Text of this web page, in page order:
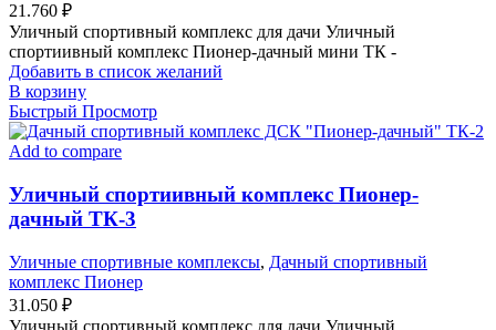
21.760 ₽
Уличный спортивный комплекс для дачи Уличный
спортиивный комплекс Пионер-дачный мини ТК -
Добавить в список желаний
В корзину
Быстрый Просмотр
Add to compare
Уличный спортиивный комплекс Пионер-
дачный ТК-3
Уличные спортивные комплексы, Дачный спортивный
комплекс Пионер
31.050 ₽
Уличный спортивный комплекс для дачи Уличный